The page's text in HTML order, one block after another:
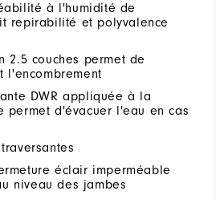
à l'humidité de
repirabilité et polyvalence
2.5 couches permet de
DWR appliquée à la
permet d'évacuer l'eau en cas
éclair imperméable
niveau des jambes